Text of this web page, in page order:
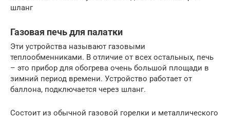
шланг
Газовая печь для палатки
Эти устройства называют газовыми
теплообменниками. В отличие от всех остальных, печь
– это прибор для обогрева очень большой площади в
зимний период времени. Устройство работает от
баллона, подключается через шланг.
Состоит из обычной газовой горелки и металлического